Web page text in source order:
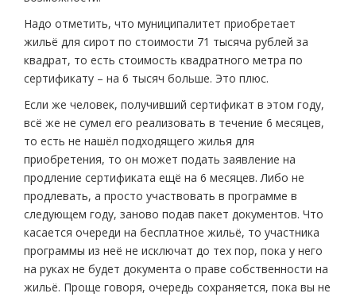
Надо отметить, что муниципалитет приобретает
жильё для сирот по стоимости 71 тысяча рублей за
квадрат, то есть стоимость квадратного метра по
сертификату – на 6 тысяч больше. Это плюс.
Если же человек, получивший сертификат в этом году,
всё же не сумел его реализовать в течение 6 месяцев,
то есть не нашёл подходящего жилья для
приобретения, то он может подать заявление на
продление сертификата ещё на 6 месяцев. Либо не
продлевать, а просто участвовать в программе в
следующем году, заново подав пакет документов. Что
касается очереди на бесплатное жильё, то участника
программы из неё не исключат до тех пор, пока у него
на руках не будет документа о праве собственности на
жильё. Проще говоря, очередь сохраняется, пока вы не